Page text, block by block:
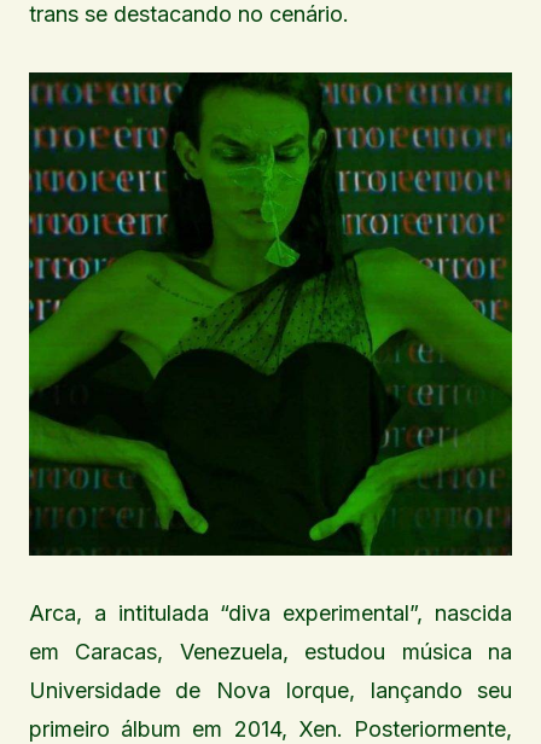
trans se destacando no cenário.
Arca, a intitulada “diva experimental”, nascida
em Caracas, Venezuela, estudou música na
Universidade de Nova Iorque, lançando seu
primeiro álbum em 2014, Xen. Posteriormente,